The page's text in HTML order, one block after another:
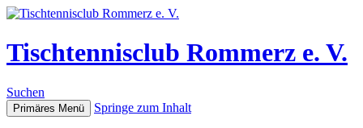
Tischtennisclub Rommerz e. V.
Suchen
Primäres Menü Springe zum Inhalt